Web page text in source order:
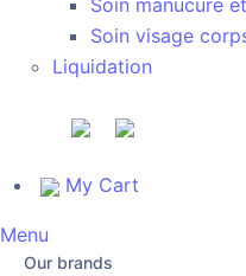
My Cart
Soin manucure
Soin visage
Liquidation
Menu
Our brands